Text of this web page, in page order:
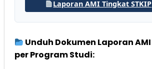
Laporan AMI Tingkat STKIP
Unduh Dokumen Laporan AMI
per Program Studi: